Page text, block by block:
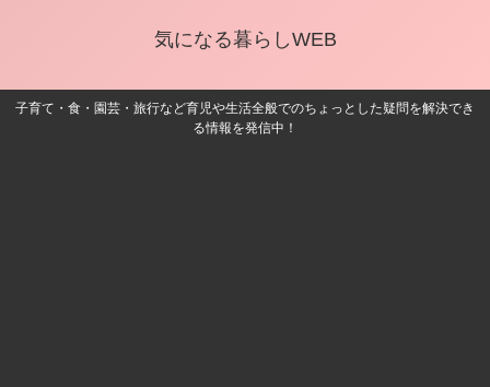
気になる暮らしWEB
子育て・食・園芸・旅行など育児や生活全般でのちょっとした疑問を解決でき
る情報を発信中！